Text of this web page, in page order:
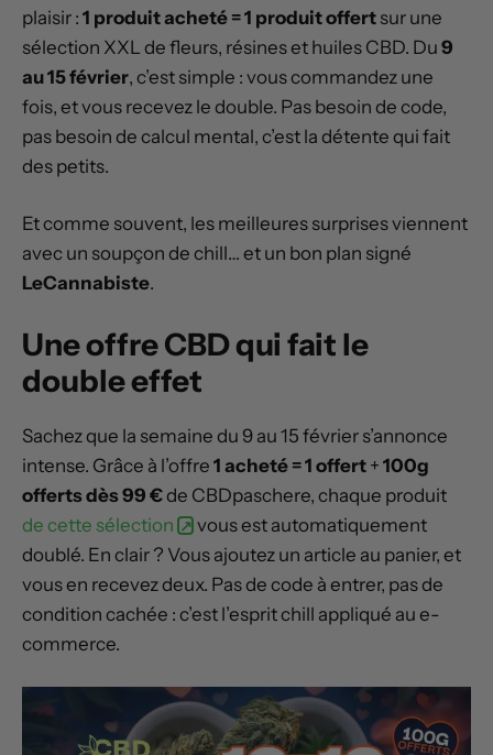
plaisir : 1 produit acheté = 1 produit offert sur une
sélection XXL de fleurs, résines et huiles CBD. Du 9
au 15 février, c’est simple : vous commandez une
fois, et vous recevez le double. Pas besoin de code,
pas besoin de calcul mental, c’est la détente qui fait
des petits.
Et comme souvent, les meilleures surprises viennent
avec un soupçon de chill… et un bon plan signé
LeCannabiste.
Une offre CBD qui fait le
double effet
Sachez que la semaine du 9 au 15 février s’annonce
intense. Grâce à l’offre 1 acheté = 1 offert + 100g
offerts dès 99 €de CBDpaschere, chaque produit
de cette sélection
vous est automatiquement
doublé. En clair ? Vous ajoutez un article au panier, et
vous en recevez deux. Pas de code à entrer, pas de
condition cachée : c’est l’esprit chill appliqué au e-
commerce.